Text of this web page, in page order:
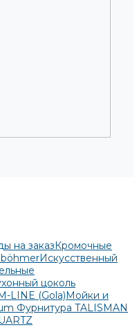
на заказКромочные
Искусственный
цоколь
LINE (Gola)Мойки и
Фурнитура TALISMAN